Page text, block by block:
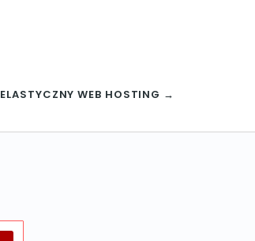
ELASTYCZNY WEB HOSTING →